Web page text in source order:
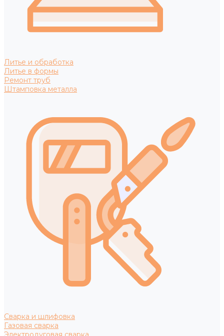
Литье и обработка
Литье в формы
Ремонт труб
Штамповка металла
Сварка и шлифовка
Газовая сварка